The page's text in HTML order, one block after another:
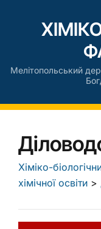
Мелітопольський
Хіміко-
хімічної освіти >